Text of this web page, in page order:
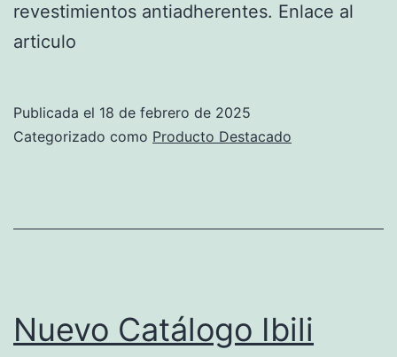
revestimientos antiadherentes. Enlace al
articulo
Publicada el 18 de febrero de 2025
Categorizado como Producto Destacado
Nuevo Catálogo Ibili